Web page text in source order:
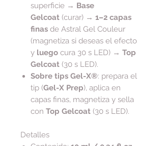
superficie → Base
Gelcoat (curar) → 1–2 capas
finas de Astral Gel Couleur
(magnetiza si deseas el efecto
y luego cura 30 s LED) → Top
Gelcoat (30 s LED).
Sobre tips Gel-X®: prepara el
tip (Gel-X Prep), aplica en
capas finas, magnetiza y sella
con Top Gelcoat (30 s LED).
Detalles